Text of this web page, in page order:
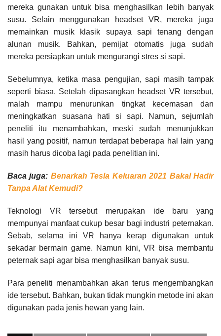
mereka gunakan untuk bisa menghasilkan lebih banyak
susu. Selain menggunakan headset VR, mereka juga
memainkan musik klasik supaya sapi tenang dengan
alunan musik. Bahkan, pemijat otomatis juga sudah
mereka persiapkan untuk mengurangi stres si sapi.
Sebelumnya, ketika masa pengujian, sapi masih tampak
seperti biasa. Setelah dipasangkan headset VR tersebut,
malah mampu menurunkan tingkat kecemasan dan
meningkatkan suasana hati si sapi. Namun, sejumlah
peneliti itu menambahkan, meski sudah menunjukkan
hasil yang positif, namun terdapat beberapa hal lain yang
masih harus dicoba lagi pada penelitian ini.
Baca juga: Benarkah Tesla Keluaran 2021 Bakal Hadir
Tanpa Alat Kemudi?
Teknologi VR tersebut merupakan ide baru yang
mempunyai manfaat cukup besar bagi industri peternakan.
Sebab, selama ini VR hanya kerap digunakan untuk
sekadar bermain game. Namun kini, VR bisa membantu
peternak sapi agar bisa menghasilkan banyak susu.
Para peneliti menambahkan akan terus mengembangkan
ide tersebut. Bahkan, bukan tidak mungkin metode ini akan
digunakan pada jenis hewan yang lain.